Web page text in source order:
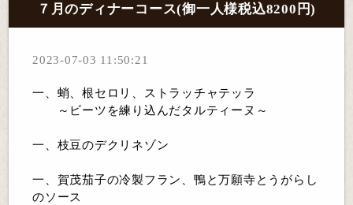
７月のディナーコース(御一人様税込8200円)
2023-07-03 11:50:21
一、蛸、根セロリ、ストラッチャテッラ
～ビーツを練り込んだタルティーヌ～
一、枝豆のデクリネゾン
一、賀茂茄子の冷製フラン、鴨と万願寺とうがらし
のソース